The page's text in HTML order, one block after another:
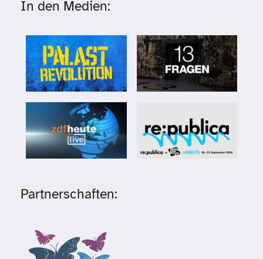
In den Medien:
Partnerschaften: